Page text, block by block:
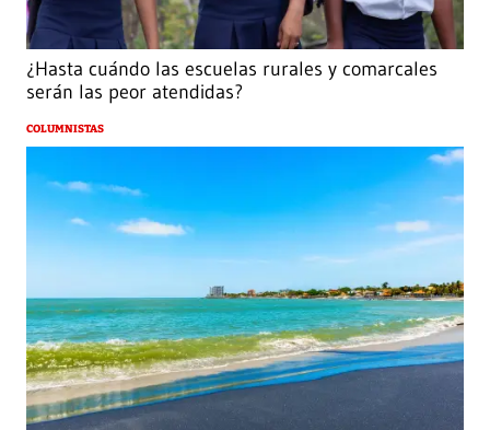
¿Hasta cuándo las escuelas rurales y comarcales
serán las peor atendidas?
COLUMNISTAS